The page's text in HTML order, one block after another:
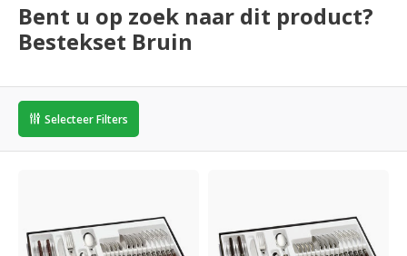
Bent u op zoek naar dit product?
Bestekset Bruin
Selecteer Filters